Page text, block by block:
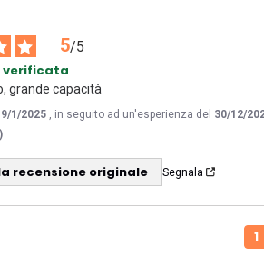
5/5
verificata
grande capacità
1/2025 , in seguito ad un'esperienza del 30/12/
recensione originale Segnala
1